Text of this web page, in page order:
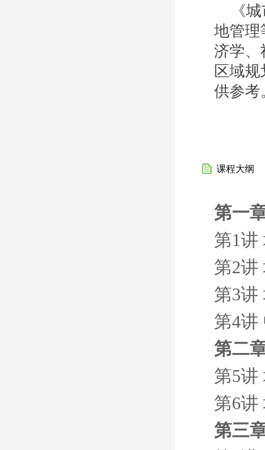
《
地管理
济学、
区域
供参考
课程大纲
第一
第1讲
第2讲
第3讲
第4讲
第二
第5讲
第6讲
第三